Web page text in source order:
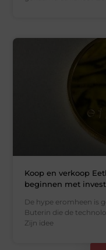
Koop en verkoop
beginnen met
De hype eromheen is
Buterin die de
Zijn idee